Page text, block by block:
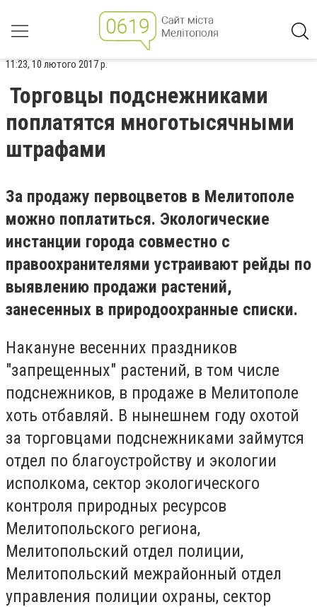
11:23, 10 лютого 2017 р.
Торговцы подснежниками
поплатятся многотысячными
штрафами
За продажу первоцветов в Мелитополе
можно поплатиться. Экологические
инстанции города совместно с
правоохранителями устраивают рейды по
выявлению продажи растений,
занесенных в природоохранные списки.
Накануне весенних праздников
"запрещенных" растений, в том числе
подснежников, в продаже в Мелитополе
хоть отбавляй. В нынешнем году охотой
за торговцами подснежниками займутся
отдел по благоустройству и экологии
исполкома, сектор экологического
контроля природных ресурсов
Мелитопольского региона,
Мелитопольский отдел полиции,
Мелитопольский межрайонный отдел
управления полиции охраны, сектор